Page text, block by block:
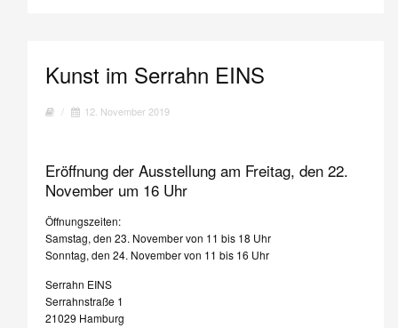
Kunst im Serrahn EINS
/ 12. November 2019
Eröffnung der Ausstellung am Freitag, den 22.
November um 16 Uhr
Öffnungszeiten:
Samstag, den 23. November von 11 bis 18 Uhr
Sonntag, den 24. November von 11 bis 16 Uhr
Serrahn EINS
Serrahnstraße 1
21029 Hamburg